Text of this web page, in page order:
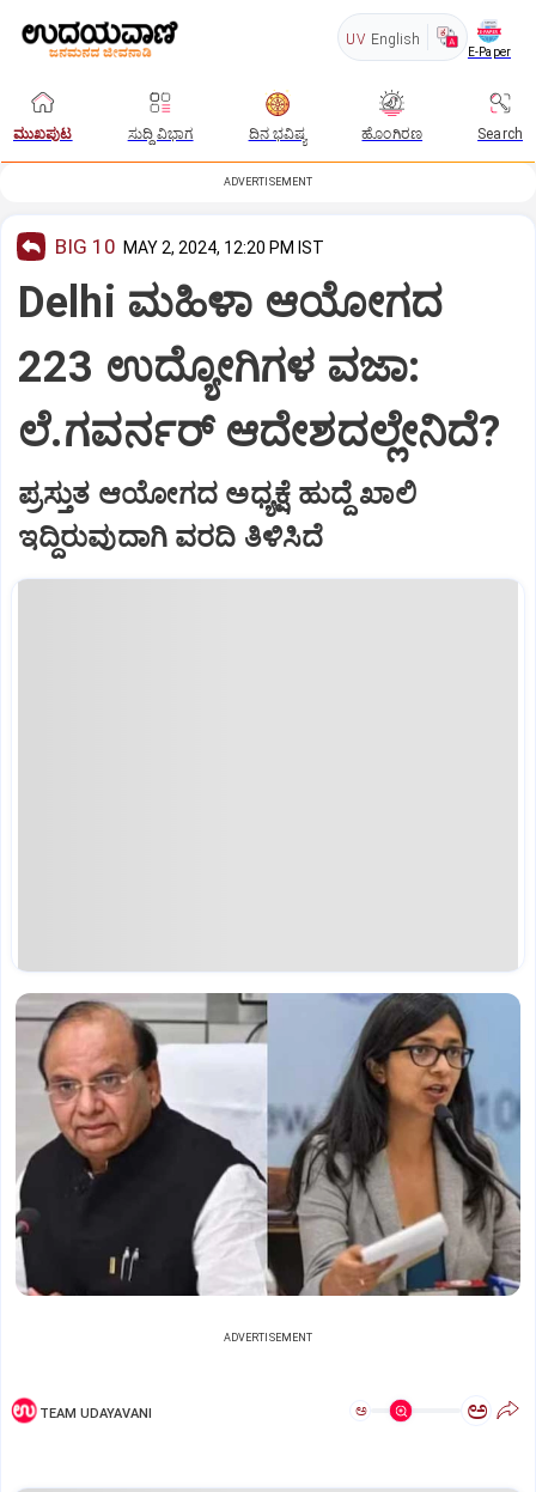
UV English
E-Paper
ಮುಖಪುಟ ಸುದ್ದಿ ವಿಭಾಗ ದಿನ ಭವಿಷ್ಯ ಹೊಂಗಿರಣ Search
ADVERTISEMENT
BIG 10 MAY 2, 2024, 12:20 PM IST
Delhi ಮಹಿಳಾ ಆಯೋಗದ
223 ಉದ್ಯೋಗಿಗಳ ವಜಾ:
ಲೆ.ಗವರ್ನರ್‌ ಆದೇಶದಲ್ಲೇನಿದೆ?
ಪ್ರಸ್ತುತ ಆಯೋಗದ ಅಧ್ಯಕ್ಷೆ ಹುದ್ದೆ ಖಾಲಿ
ಇದ್ದಿರುವುದಾಗಿ ವರದಿ ತಿಳಿಸಿದೆ
ADVERTISEMENT
TEAM UDAYAVANI ಅ ಅ